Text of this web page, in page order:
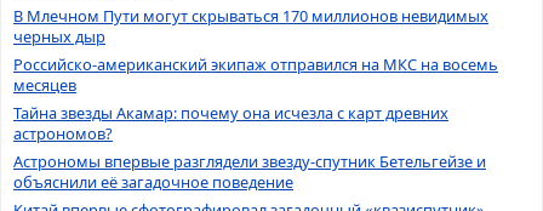
В Млечном Пути могут скрываться 170 миллионов невидимых
черных дыр
Российско-американский экипаж отправился на МКС на восемь
месяцев
Тайна звезды Акамар: почему она исчезла с карт древних
астрономов?
Астрономы впервые разглядели звезду-спутник Бетельгейзе и
объяснили её загадочное поведение